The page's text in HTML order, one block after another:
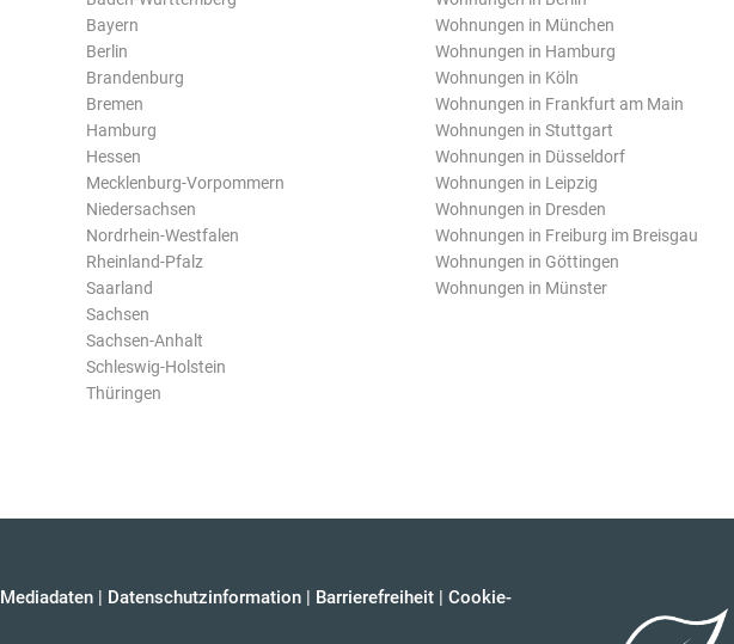
Bayern
Berlin
Brandenburg
Bremen
Hamburg
Hessen
Mecklenburg-Vorpommern
Niedersachsen
Nordrhein-Westfalen
Rheinland-Pfalz
Saarland
Sachsen
Sachsen-Anhalt
Schleswig-Holstein
Thüringen
Wohnungen in München
Wohnungen in Hamburg
Wohnungen in Köln
Wohnungen in Frankfurt am Main
Wohnungen in Stuttgart
Wohnungen in Düsseldorf
Wohnungen in Leipzig
Wohnungen in Dresden
Wohnungen in Freiburg im Breisgau
Wohnungen in Göttingen
Wohnungen in Münster
Mediadaten | Datenschutzinformation | Barrierefreiheit | Cookie-